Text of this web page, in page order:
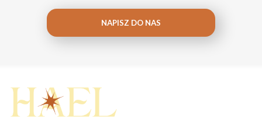
NAPISZ DO NAS